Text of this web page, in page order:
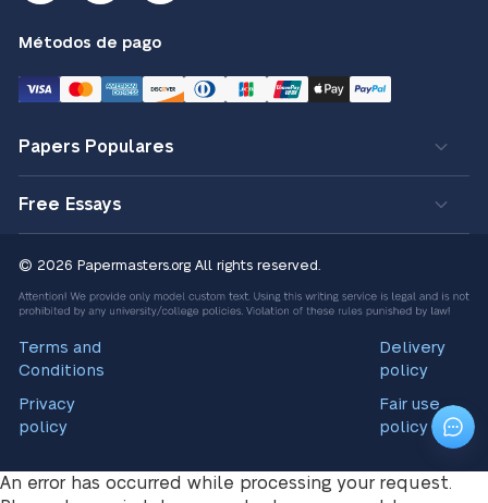
Métodos de pago
Papers Populares
Free Essays
© 2026 Papermasters.org All rights reserved.
Terms and
Conditions
Privacy
policy
Delivery
policy
Fair use
policy
An error has occurred while processing your request.